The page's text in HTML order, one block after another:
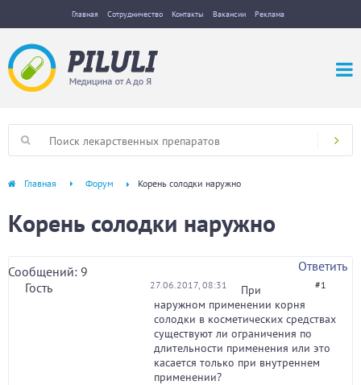
Главная Сотрудничество Контакты Вакансии Реклама
Главная Форум Корень солодки наружно
Корень солодки наружно
Сообщений: 9
Ответить
Гость
27.06.2017, 08:31 #1
При
наружном применении корня
солодки в косметических средствах
существуют ли ограничения по
длительности применения или это
касается только при внутреннем
применении?